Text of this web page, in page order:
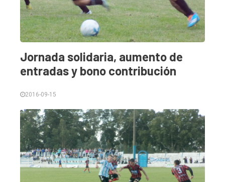
Rural
Deportes
Fúnebres
Edición
Empresa
Nosotros
Contacto
Jornada solidaria, aumento de
entradas y bono contribución
2016-09-15